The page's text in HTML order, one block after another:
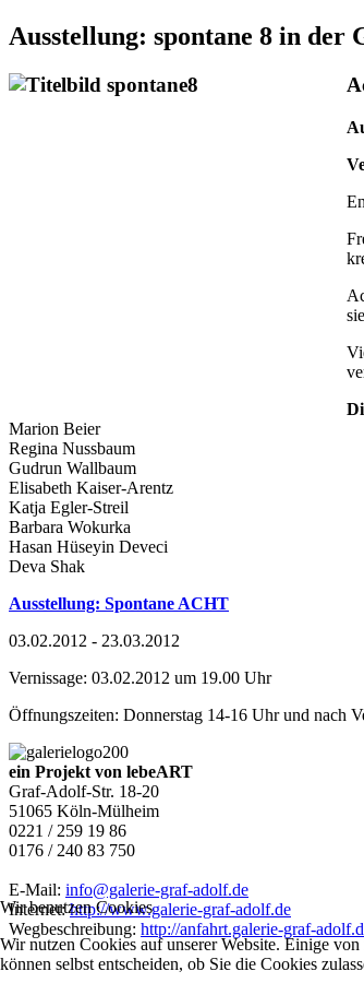
Ausstellung: spontane 8 in
Marion Beier
Regina Nussbaum
Gudrun Wallbaum
Elisabeth Kaiser-Arentz
Katja Egler-Streil
Barbara Wokurka
Hasan Hüseyin Deveci
Deva Shak
Ausstellung: Spontane ACHT
03.02.2012 - 23.03.2012
Vernissage: 03.02.2012 um 19.00 Uhr
Öffnungszeiten: Donnerstag 14-16 Uhr und nach
ein Projekt von lebeART
Graf-Adolf-Str. 18-20
51065 Köln-Mülheim
0221 / 259 19 86
0176 / 240 83 750
E-Mail: info@galerie-graf-adolf.de
Internet:http://www.galerie-graf-adolf.de
Wegbeschreibung: http://anfahrt.galerie-graf-
Wir benutzen Cookies
Wir nutzen Cookies auf unserer Website. Einige
können selbst entscheiden, ob Sie die Cookies